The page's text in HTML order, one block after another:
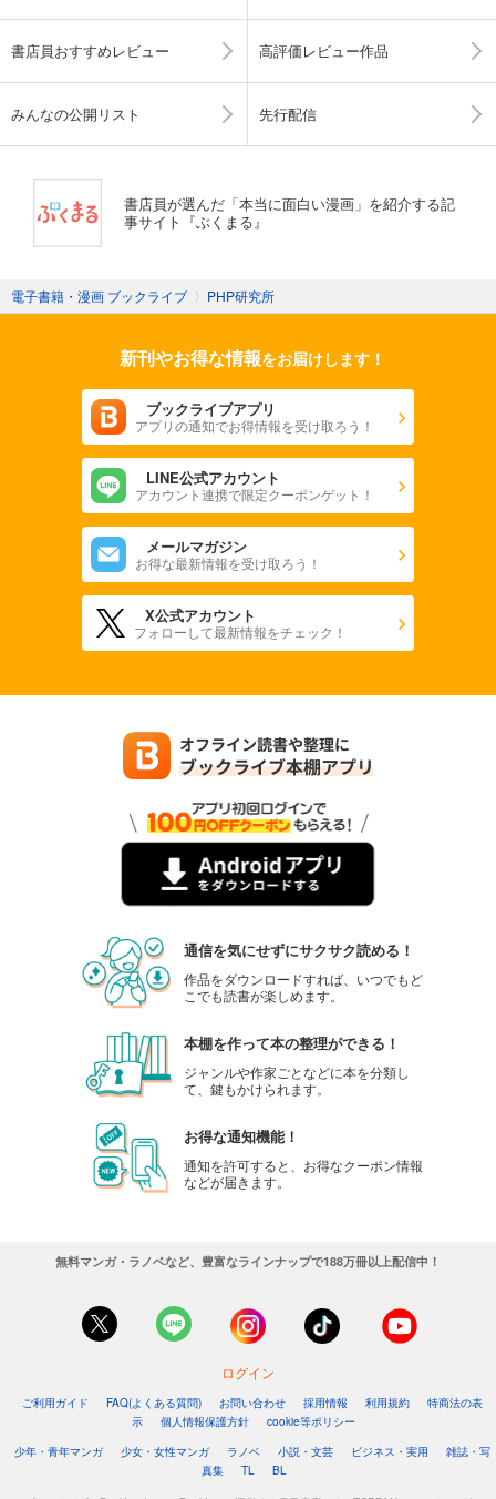
書店員おすすめレビュー 高評価レビュー作品
みんなの公開リスト 先行配信
書店員が選んだ「本当に面白い漫画」を紹介する記
事サイト『ぶくまる』
電子書籍・漫画 ブックライブ 〉 PHP研究所
新刊やお得な情報をお届けします！
ブックライブアプリ
アプリの通知でお得情報を受け取ろう！
LINE公式アカウント
アカウント連携で限定クーポンゲット！
メールマガジン
お得な最新情報を受け取ろう！
X公式アカウント
フォローして最新情報をチェック！
通信を気にせずにサクサク読める！
作品をダウンロードすれば、いつでもど
こでも読書が楽しめます。
本棚を作って本の整理ができる！
ジャンルや作家ごとなどに本を分類し
て、鍵もかけられます。
お得な通知機能！
通知を許可すると、お得なクーポン情報
などが届きます。
無料マンガ・ラノベなど、豊富なラインナップで188万冊以上配信中！
ログイン
ご利用ガイド FAQ(よくある質問) お問い合わせ 採用情報 利用規約
特商法の表
示
個人情報保護方針
cookie等ポリシー
少年・青年マンガ
少女・女性マンガ ラノベ 小説・文芸 ビジネス・実用
雑誌・写
真集
TL BL